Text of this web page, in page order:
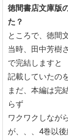
徳間書店文庫版
た？
ところで、徳間
当時、田中芳樹
で完結しますと
記載していたの
まだ、本編は完
らず
ワクワクしなが
が、、、4巻以